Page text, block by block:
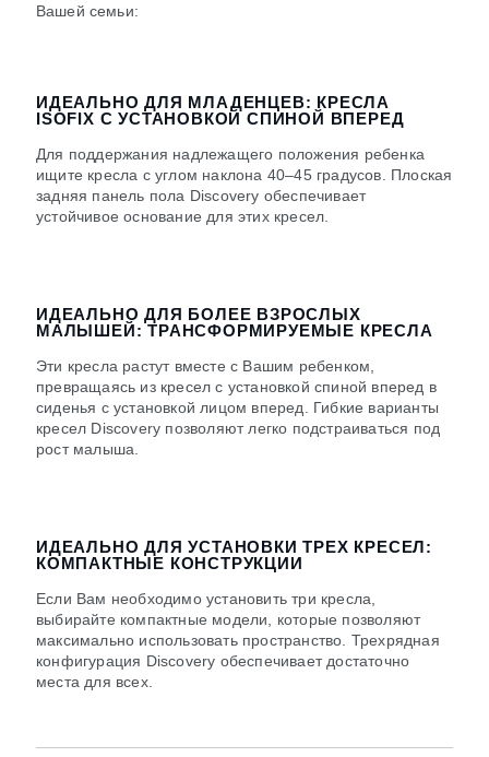
Вашей семьи:
ИДЕАЛЬНО ДЛЯ МЛАДЕНЦЕВ: КРЕСЛА
ISOFIX С УСТАНОВКОЙ СПИНОЙ ВПЕРЕД
Для поддержания надлежащего положения ребенка
ищите кресла с углом наклона 40–45 градусов. Плоская
задняя панель пола Discovery обеспечивает
устойчивое основание для этих кресел.
ИДЕАЛЬНО ДЛЯ БОЛЕЕ ВЗРОСЛЫХ
МАЛЫШЕЙ: ТРАНСФОРМИРУЕМЫЕ КРЕСЛА
Эти кресла растут вместе с Вашим ребенком,
превращаясь из кресел с установкой спиной вперед в
сиденья с установкой лицом вперед. Гибкие варианты
кресел Discovery позволяют легко подстраиваться под
рост малыша.
ИДЕАЛЬНО ДЛЯ УСТАНОВКИ ТРЕХ КРЕСЕЛ:
КОМПАКТНЫЕ КОНСТРУКЦИИ
Если Вам необходимо установить три кресла,
выбирайте компактные модели, которые позволяют
максимально использовать пространство. Трехрядная
конфигурация Discovery обеспечивает достаточно
места для всех.